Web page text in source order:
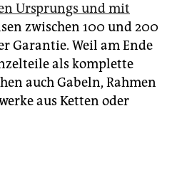
Ursprungs und mit
zwischen 100 und 200
Garantie. Weil am Ende
als komplette
auch Gabeln, Rahmen
aus Ketten oder